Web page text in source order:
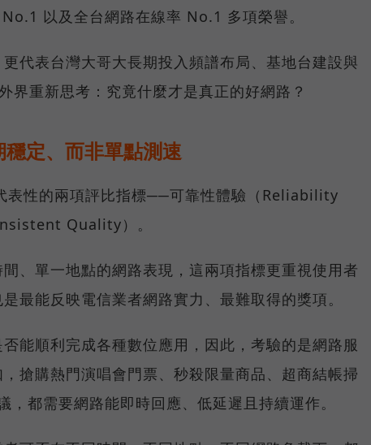
以及全台網路在線率 No.1 多項榮譽。
代表台灣大哥大長期投入頻譜布局、基地台建設與
界重新思考：究竟什麼才是真正的好網路？
定、而非單點測速
性的兩項評比指標──可靠性體驗（Reliability
Quality）。
、單一地點的網路表現，這兩項指標更重視使用者
最能反映電信業者網路實力、最難取得的獎項。
能順利完成各種數位應用，因此，考驗的是網路服
搶購熱門演唱會門票、秒殺限量商品、超商結帳掃
都需要網路能即時回應、低延遲且持續運作。